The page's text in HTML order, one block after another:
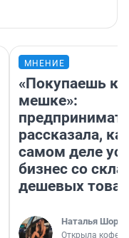
МНЕНИЕ
«Покупаешь
мешке»:
рассказала,
самом деле
бизнес со
дешевых
Наталья
Открыла